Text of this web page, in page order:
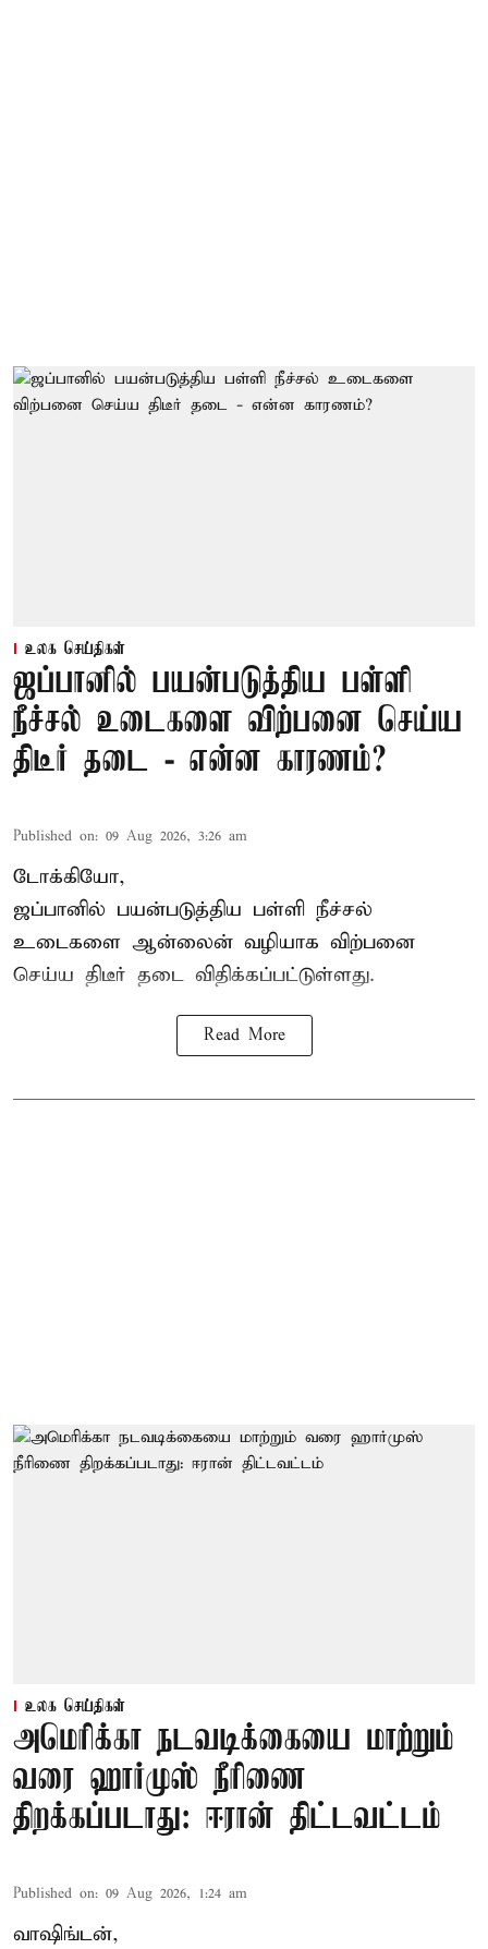
உலக செய்திகள்
ஜப்பானில் பயன்படுத்திய பள்ளி
நீச்சல் உடைகளை விற்பனை செய்ய
திடீர் தடை - என்ன காரணம்?
Published on: 09 Aug 2026, 3:26 am
டோக்கியோ,
ஜப்பானில் பயன்படுத்திய பள்ளி நீச்சல்
உடைகளை ஆன்லைன் வழியாக விற்பனை
செய்ய திடீர் தடை விதிக்கப்பட்டுள்ளது.
Read More
உலக செய்திகள்
அமெரிக்கா நடவடிக்கையை மாற்றும்
வரை ஹார்முஸ் நீரிணை
திறக்கப்படாது: ஈரான் திட்டவட்டம்
Published on: 09 Aug 2026, 1:24 am
வாஷிங்டன்,